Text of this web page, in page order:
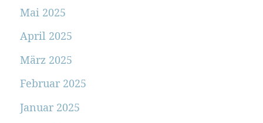
Mai 2025
April 2025
März 2025
Februar 2025
Januar 2025